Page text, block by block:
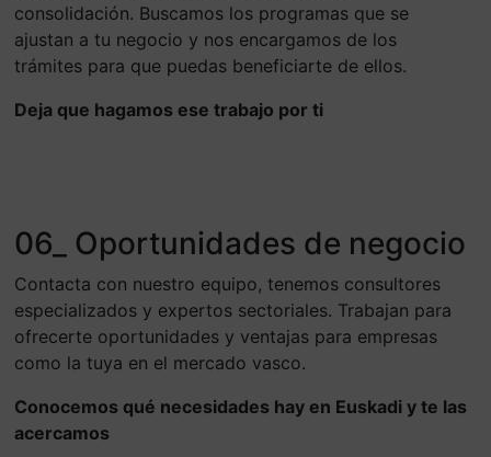
consolidación. Buscamos los programas que se
ajustan a tu negocio y nos encargamos de los
trámites para que puedas beneficiarte de ellos.
Deja que hagamos ese trabajo por ti
06_ Oportunidades de negocio
Contacta con nuestro equipo, tenemos consultores
especializados y expertos sectoriales. Trabajan para
ofrecerte oportunidades y ventajas para empresas
como la tuya en el mercado vasco.
Conocemos qué necesidades hay en Euskadi y te las
acercamos